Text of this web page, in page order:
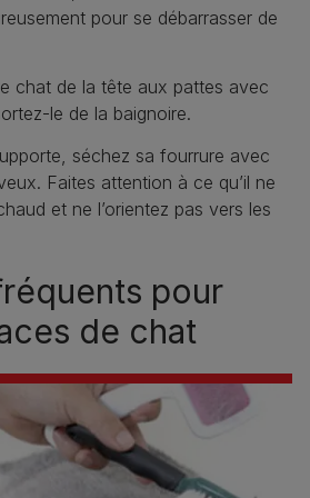
pour se débarrasser de
chat de la tête aux pattes avec
le de la baignoire.
séchez sa fourrure avec
Faites attention à ce qu’il ne
et ne l’orientez pas vers les
pour
de chat